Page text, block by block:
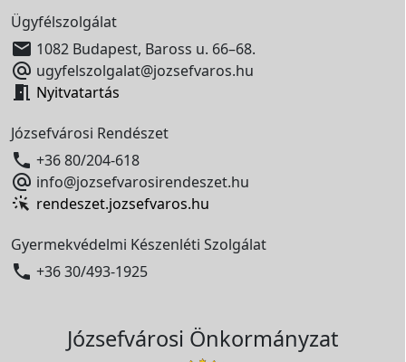
Ügyfélszolgálat
 1082 Budapest, Baross u. 66–68.
 ugyfelszolgalat@jozsefvaros.hu
 Nyitvatartás
Józsefvárosi Rendészet
 +36 80/204-618
 info@jozsefvarosirendeszet.hu
rendeszet.jozsefvaros.hu
Gyermekvédelmi Készenléti Szolgálat
 +36 30/493-1925
Józsefvárosi Önkormányzat